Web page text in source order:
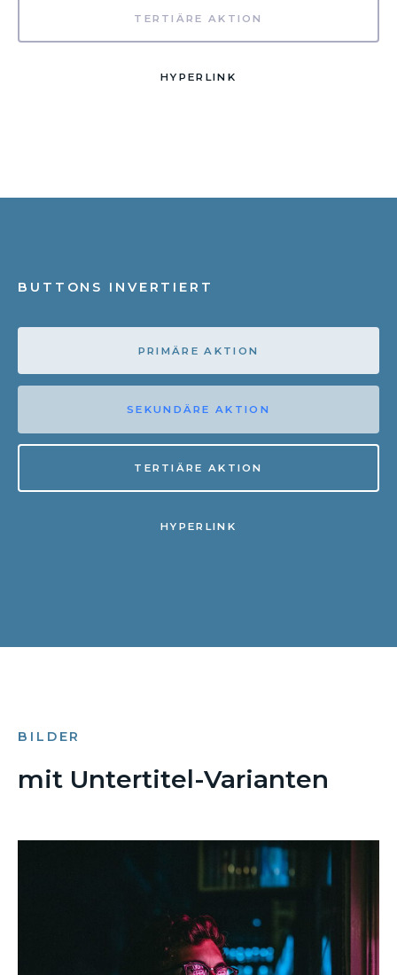
TERTIÄRE AKTION
HYPERLINK
BUTTONS INVERTIERT
PRIMÄRE AKTION
SEKUNDÄRE AKTION
TERTIÄRE AKTION
HYPERLINK
BILDER
mit Untertitel-Varianten